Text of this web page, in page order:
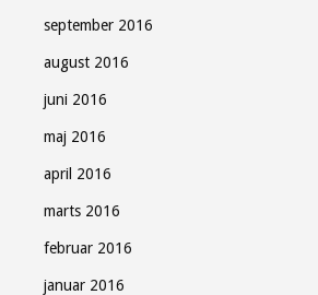
september 2016
august 2016
juni 2016
maj 2016
april 2016
marts 2016
februar 2016
januar 2016